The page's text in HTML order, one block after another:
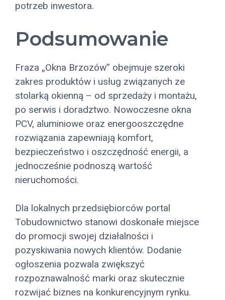
potrzeb inwestora.
Podsumowanie
Fraza „Okna Brzozów” obejmuje szeroki
zakres produktów i usług związanych ze
stolarką okienną – od sprzedaży i montażu,
po serwis i doradztwo. Nowoczesne okna
PCV, aluminiowe oraz energooszczędne
rozwiązania zapewniają komfort,
bezpieczeństwo i oszczędność energii, a
jednocześnie podnoszą wartość
nieruchomości.
Dla lokalnych przedsiębiorców portal
Tobudownictwo stanowi doskonałe miejsce
do promocji swojej działalności i
pozyskiwania nowych klientów. Dodanie
ogłoszenia pozwala zwiększyć
rozpoznawalność marki oraz skutecznie
rozwijać biznes na konkurencyjnym rynku.